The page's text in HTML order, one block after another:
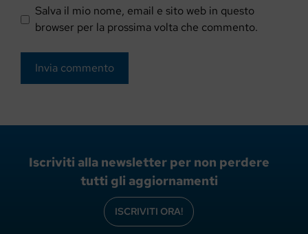
Salva il mio nome, email e sito web in questo
browser per la prossima volta che commento.
Iscriviti alla newsletter per non perdere
tutti gli aggiornamenti
ISCRIVITI ORA!